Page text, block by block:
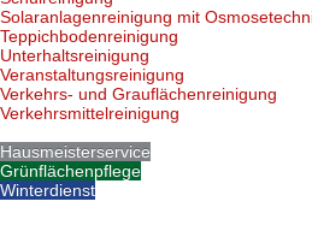
Solaranlagenreinigung mit
Teppichbodenreinigung
Unterhaltsreinigung
Veranstaltungsreinigung
Verkehrs- und Grauflächenreinigung
Verkehrsmittelreinigung
Hausmeisterservice
Grünflächenpflege
Winterdienst